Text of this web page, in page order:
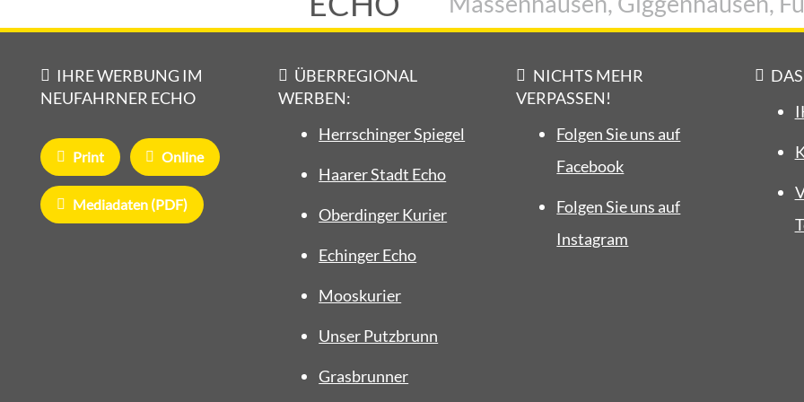
IHRE WERBUNG IM
NEUFAHRNER ECHO
Print Online
Mediadaten (PDF)
ÜBERREGIONAL
WERBEN:
Herrschinger Spiegel
Haarer Stadt Echo
Oberdinger Kurier
Echinger Echo
Mooskurier
Unser Putzbrunn
Grasbrunner
NICHTS MEHR
VERPASSEN!
Folgen Sie uns auf
Facebook
Folgen Sie uns auf
Instagram